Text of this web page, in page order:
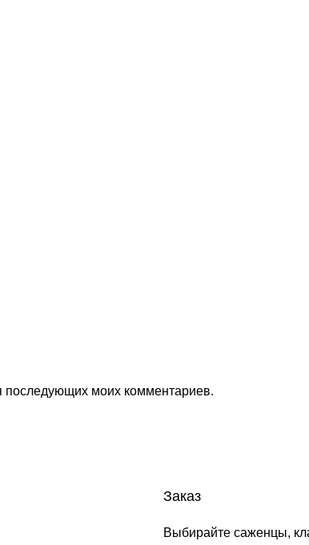
последующих моих комментариев.
Заказ
Выбирайте саженцы,